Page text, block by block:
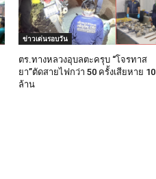
ข่าวเด่นรอบวัน
ตร.ทางหลวงอุบลตะครุบ “โจรทาส
ยา”ตัดสายไฟกว่า 50 ครั้งเสียหาย 10
ล้าน